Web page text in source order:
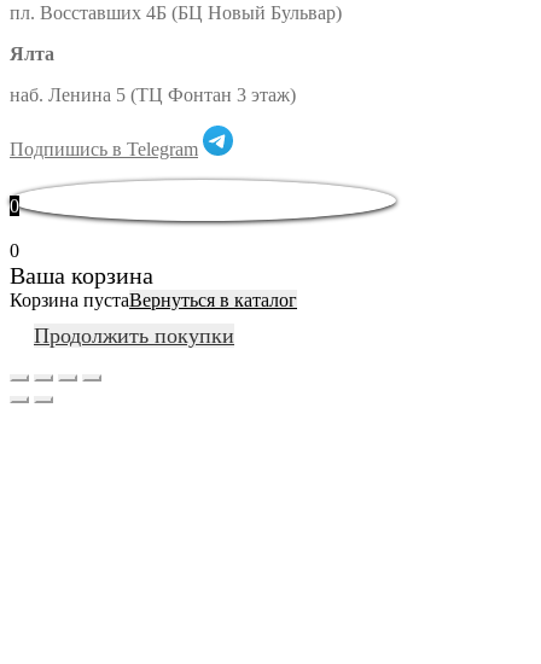
пл. Восставших 4Б (БЦ Новый Бульвар)
Ялта
наб. Ленина 5 (ТЦ Фонтан 3 этаж)
Подпишись в Telegram
0
0
Ваша корзина
Корзина пустаВернуться в каталог
Продолжить покупки